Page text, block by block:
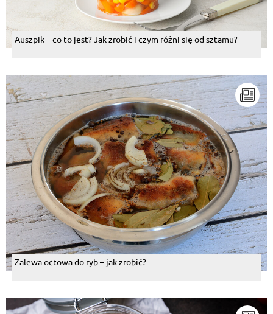
Auszpik – co to jest? Jak zrobić i czym różni się od sztamu?
Zalewa octowa do ryb – jak zrobić?